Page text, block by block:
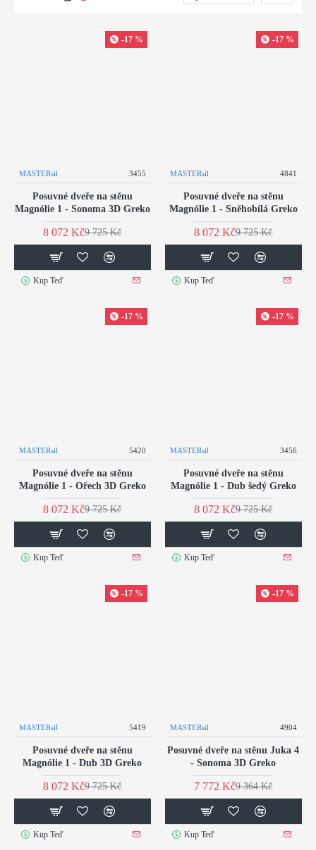
-17 %
MASTERsil 3455
Posuvné dveře na stěnu
Magnólie 1 - Sonoma 3D Greko
8 072 Kč9 725 Kč
Kup Teď
-17 %
MASTERsil 4841
Posuvné dveře na stěnu
Magnólie 1 - Sněhobílá Greko
8 072 Kč9 725 Kč
Kup Teď
-17 %
MASTERsil 5420
Posuvné dveře na stěnu
Magnólie 1 - Ořech 3D Greko
8 072 Kč9 725 Kč
Kup Teď
-17 %
MASTERsil 3456
Posuvné dveře na stěnu
Magnólie 1 - Dub šedý Greko
8 072 Kč9 725 Kč
Kup Teď
-17 %
MASTERsil 5419
Posuvné dveře na stěnu
Magnólie 1 - Dub 3D Greko
8 072 Kč9 725 Kč
Kup Teď
-17 %
MASTERsil 4904
Posuvné dveře na stěnu Juka 4
- Sonoma 3D Greko
7 772 Kč9 364 Kč
Kup Teď